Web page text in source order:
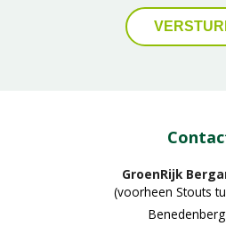
GroenRijk
(voorheen Stouts